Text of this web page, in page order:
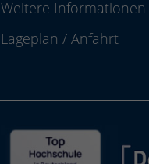
Weitere Informationen
Lageplan / Anfahrt